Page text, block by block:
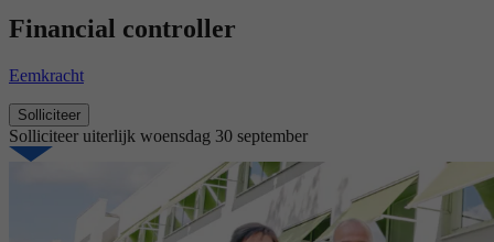
Financial controller
Eemkracht
Solliciteer
Solliciteer uiterlijk woensdag 30 september